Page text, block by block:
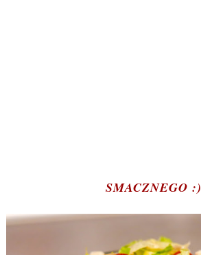
SMACZNEGO :)